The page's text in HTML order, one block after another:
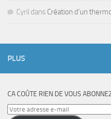
Cyril dans Création d’un
PLUS
CA COÛTE RIEN DE VOUS
Votre